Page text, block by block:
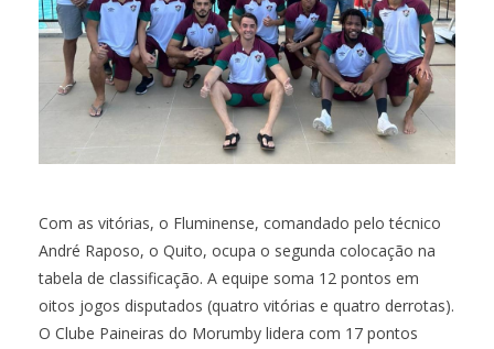
Com as vitórias, o Fluminense, comandado pelo técnico
André Raposo, o Quito, ocupa o segunda colocação na
tabela de classificação. A equipe soma 12 pontos em
oitos jogos disputados (quatro vitórias e quatro derrotas).
O Clube Paineiras do Morumby lidera com 17 pontos